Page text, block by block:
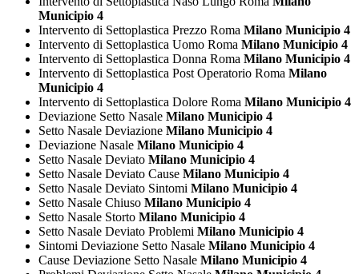
Municipio 4
Intervento di Settoplastica Prezzo Roma Milano Municipio 4
Intervento di Settoplastica Uomo Roma Milano Municipio 4
Intervento di Settoplastica Donna Roma Milano Municipio 4
Intervento di Settoplastica Post Operatorio Roma Milano
Municipio 4
Intervento di Settoplastica Dolore Roma Milano Municipio 4
Deviazione Setto Nasale Milano Municipio 4
Setto Nasale Deviazione Milano Municipio 4
Deviazione Nasale Milano Municipio 4
Setto Nasale Deviato Milano Municipio 4
Setto Nasale Deviato Cause Milano Municipio 4
Setto Nasale Deviato Sintomi Milano Municipio 4
Setto Nasale Chiuso Milano Municipio 4
Setto Nasale Storto Milano Municipio 4
Setto Nasale Deviato Problemi Milano Municipio 4
Sintomi Deviazione Setto Nasale Milano Municipio 4
Cause Deviazione Setto Nasale Milano Municipio 4